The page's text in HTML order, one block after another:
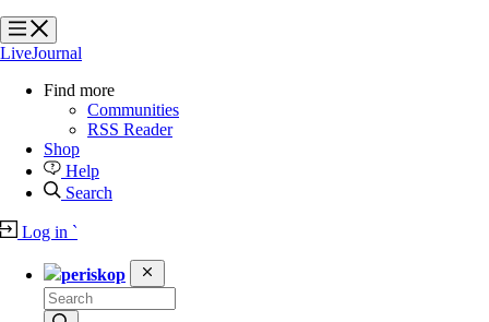
?
?
LiveJournal
Find more
Communities
RSS Reader
Shop
Help
Search
Log in `
periskop